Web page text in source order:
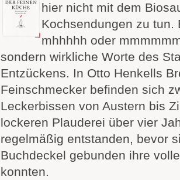
hier nicht mit dem
Kochsendungen zu tun.
mhhhhh oder
sondern wirkliche Worte des
Entzückens. In Otto Henkells
Feinschmecker befinden sich
Leckerbissen von Austern bis
lockeren Plauderei über vier
regelmäßig entstanden, bevor
Buchdeckel gebunden ihre
konnten.